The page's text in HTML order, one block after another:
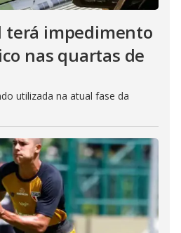
terá impedimento
nas quartas de
utilizada na atual fase da